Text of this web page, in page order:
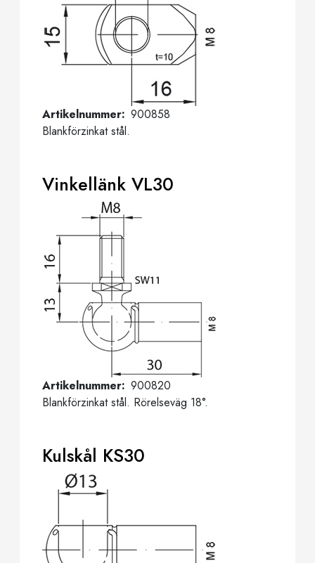
Artikelnummer 900858
Blankförzinkat stål.
Vinkellänk VL30
Artikelnummer 900820
Blankförzinkat stål. Rörelseväg 18°.
Kulskål KS30